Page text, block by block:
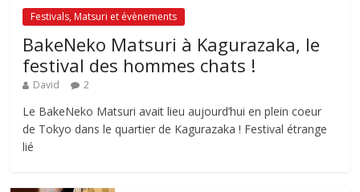
Festivals, Matsuri et évènements
BakeNeko Matsuri à Kagurazaka, le
festival des hommes chats !
David 2
Le BakeNeko Matsuri avait lieu aujourd’hui en plein coeur
de Tokyo dans le quartier de Kagurazaka ! Festival étrange
lié